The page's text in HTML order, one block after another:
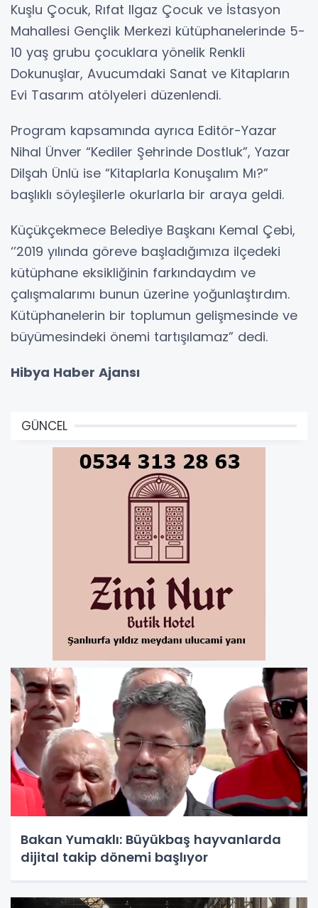
Kuşlu Çocuk, Rıfat Ilgaz Çocuk ve İstasyon
Mahallesi Gençlik Merkezi kütüphanelerinde 5-
10 yaş grubu çocuklara yönelik Renkli
Dokunuşlar, Avucumdaki Sanat ve Kitapların
Evi Tasarım atölyeleri düzenlendi.
Program kapsamında ayrıca Editör-Yazar
Nihal Ünver “Kediler Şehrinde Dostluk”, Yazar
Dilşah Ünlü ise “Kitaplarla Konuşalım Mı?”
başlıklı söyleşilerle okurlarla bir araya geldi.
Küçükçekmece Belediye Başkanı Kemal Çebi,
‘’2019 yılında göreve başladığımıza ilçedeki
kütüphane eksikliğinin farkındaydım ve
çalışmalarımı bunun üzerine yoğunlaştırdım.
Kütüphanelerin bir toplumun gelişmesinde ve
büyümesindeki önemi tartışılamaz” dedi.
Hibya Haber Ajansı
GÜNCEL
Bakan Yumaklı: Büyükbaş hayvanlarda
dijital takip dönemi başlıyor